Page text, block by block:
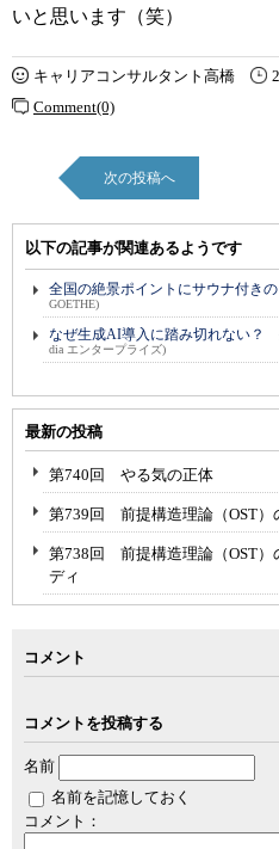
いと思います（笑）
キャリアコンサルタント高橋
Comment(0)
次の投稿へ
以下の記事が関連あるようです
全国の絶景ポイントにサウナ付き
GOETHE)
なぜ生成AI導入に踏み切れない？
dia エンタープライズ)
最新の投稿
第740回 やる気の正体
第739回 前提構造理論（OST）
第738回 前提構造理論（OST）
ディ
コメント
コメントを投稿する
名前
名前を記憶しておく
コメント：